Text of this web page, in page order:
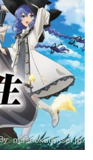
mushokutensei.jp